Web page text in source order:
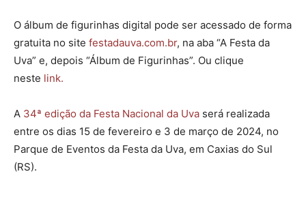
O álbum de figurinhas digital pode ser acessado de forma
gratuita no site festadauva.com.br, na aba “A Festa da
Uva” e, depois “Álbum de Figurinhas”. Ou clique
neste link.
A 34ª edição da Festa Nacional da Uva será realizada
entre os dias 15 de fevereiro e 3 de março de 2024, no
Parque de Eventos da Festa da Uva, em Caxias do Sul
(RS).